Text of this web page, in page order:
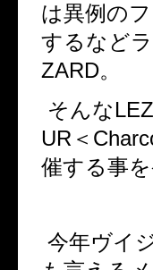
は異例の
するなど
ZARD。
そんな
UR＜
催する事を
今年ヴイ